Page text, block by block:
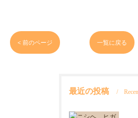
< 前のページ 一覧に戻る
最近の投稿